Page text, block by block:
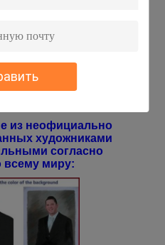
из неофициально
художниками
согласно
всему миру: